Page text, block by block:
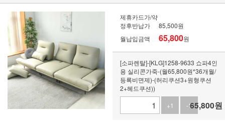
제휴카드가/약
정후반납가
85,500원
월납입금액
65,800원
[소파렌탈]-[KLG]1258-9633 쇼파4인
용 실리콘가죽-(월65,800원*36개월/
등록비면제)-(허리쿠션3+원형쿠션
2+헤드쿠션))
+1
-165,800원